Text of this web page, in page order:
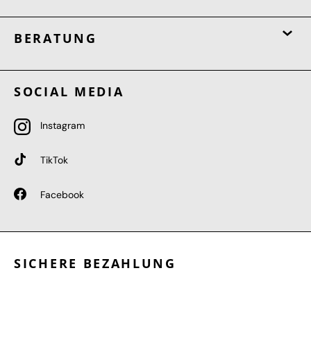
BERATUNG
SOCIAL MEDIA
Instagram
TikTok
Facebook
SICHERE BEZAHLUNG